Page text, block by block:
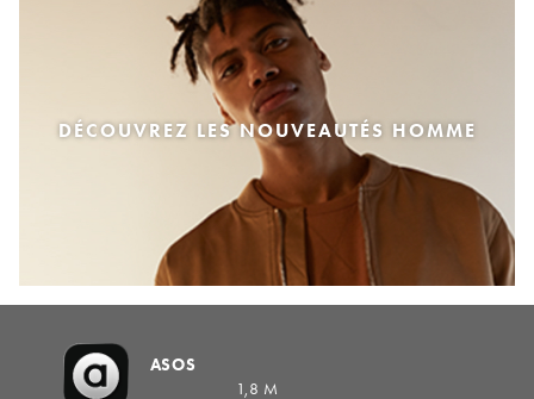
DÉCOUVREZ LES NOUVEAUTÉS HOMME
ASOS
1,8 M